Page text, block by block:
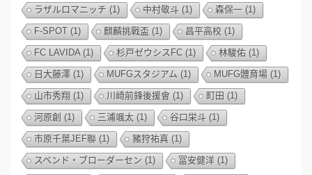
ラザルロマニッチ (1) 中村敬斗 (1) 森保一 (1)
F-SPOT (1) 麒麟挑戰盃 (1) 昌平高校 (1)
FC LAVIDA (1) 杉戸ゼウシスFC (1) 林駿佑 (1)
日大藤澤 (1) MUFGスタジアム (1) MUFG體育場 (1)
山市秀翔 (1) 川崎前鋒後援會 (1) 町田 (1)
河原創 (1) 三浦颯太 (1) 谷口栄斗 (1)
市原千葉JEF聯 (1) 豬狩祐真 (1)
スベンド・ブローダーセン (1) 冨安健洋 (1)